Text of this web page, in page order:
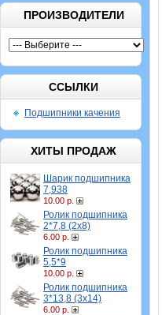
ПРОИЗВОДИТЕЛИ
ССЫЛКИ
Подшипники качения
ХИТЫ ПРОДАЖ
Шарик подшипника
7,938
10.00 р.
Ролик подшипника
2*7,8 (2х8)
6.00 р.
Ролик подшипника
5,5*9
10.00 р.
Ролик подшипника
3*13,8 (3х14)
6.00 р.